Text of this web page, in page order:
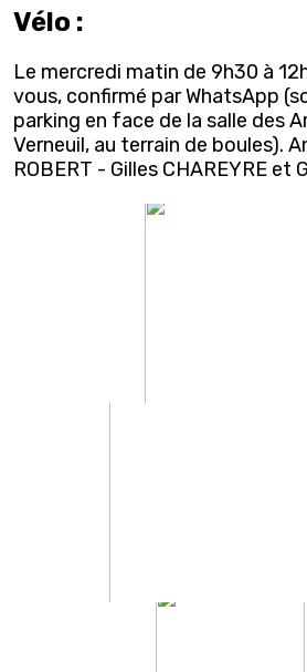
Vélo :
Le mercredi matin de 9h30 à
vous, confirmé par WhatsApp
parking en face de la salle des
Verneuil, au terrain de boules).
ROBERT - Gilles CHAREYRE et